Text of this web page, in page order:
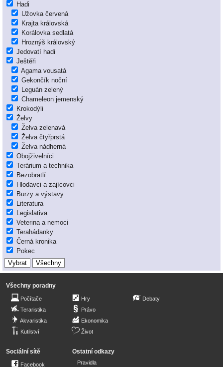
Hadi
Užovka červená
Krajta královská
Korálovka sedlatá
Hroznýš královský
Jedovatí hadi
Ještěři
Agama vousatá
Gekončík noční
Leguán zelený
Chameleon jemenský
Krokodýli
Želvy
Želva zelenavá
Želva čtyřprstá
Želva nádherná
Obojživelníci
Terárium a technika
Bezobratlí
Hlodavci a zajícovci
Burzy a výstavy
Literatura
Legislativa
Veterina a nemoci
Terahádanky
Černá kronika
Pokec
Všechny poradny
Počítače
Teraristika
Akvaristika
Kutilství
Hry
Právo
Ekonomika
Život
Debaty
Sociální sítě
Facebook
Ostatní odkazy
Pravidla